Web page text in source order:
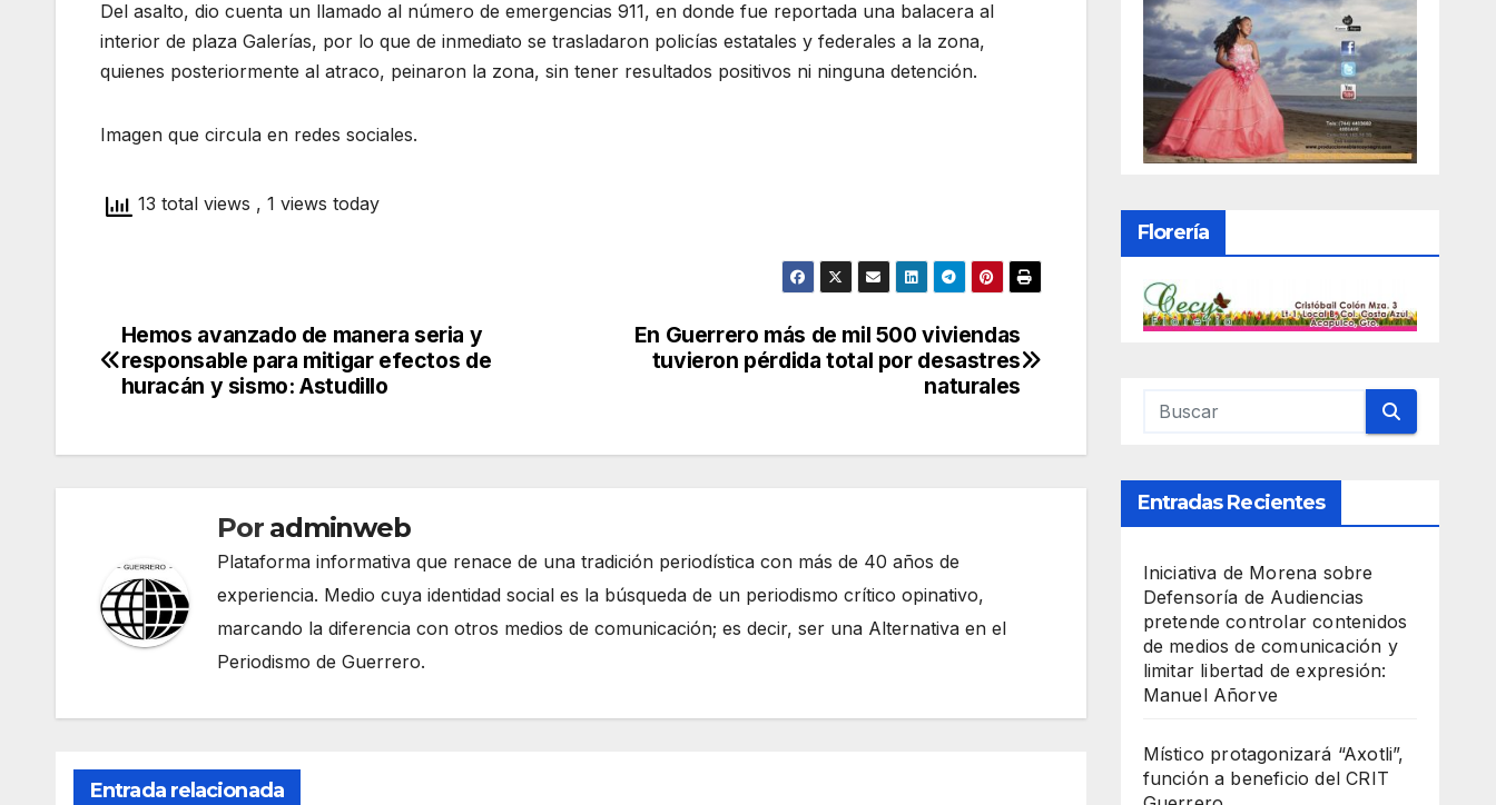
Del asalto, dio cuenta un llamado al número de emergencias 911, en donde fue reportada una balacera al
interior de plaza Galerías, por lo que de inmediato se trasladaron policías estatales y federales a la zona,
quienes posteriormente al atraco, peinaron la zona, sin tener resultados positivos ni ninguna detención.
Imagen que circula en redes sociales.
13 total views , 1 views today
Navegación
de
En Guerrero más de mil 500 viviendas
tuvieron pérdida total por desastres
naturales
Hemos avanzado de manera seria y
responsable para mitigar efectos de
huracán y sismo: Astudillo
Por adminweb
Plataforma informativa que renace de una tradición periodística con más de 40 años de
experiencia. Medio cuya identidad social es la búsqueda de un periodismo crítico opinativo,
marcando la diferencia con otros medios de comunicación; es decir, ser una Alternativa en el
Periodismo de Guerrero.
Entrada relacionada
Florería
Entradas Recientes
Iniciativa de Morena sobre
Defensoría de Audiencias
pretende controlar contenidos
de medios de comunicación y
limitar libertad de expresión:
Manuel Añorve
Místico protagonizará “Axotli”,
función a beneficio del CRIT